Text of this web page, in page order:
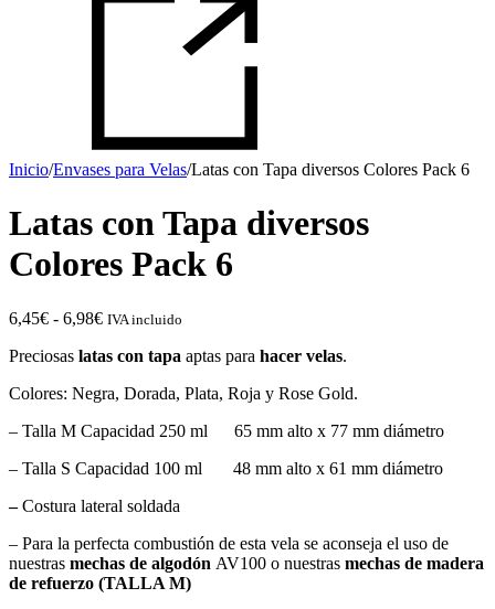
Inicio/Envases para Velas/Latas con Tapa diversos Colores Pack 6
Latas con Tapa diversos
Colores Pack 6
6,45€ - 6,98€Rango
precios:
6,45€
6,98€
IVA incluido
Preciosas latas con tapa aptas para hacer velas.
Colores: Negra, Dorada, Plata, Roja y Rose Gold.
– Talla M Capacidad 250 ml 65 mm alto x 77 mm diámetro
– Talla S Capacidad 100 ml 48 mm alto x 61 mm diámetro
–Costura lateral soldada
– Para la perfecta combustión de esta vela se aconseja el uso de
nuestras mechas de algodón AV100 o nuestras mechas de madera
de refuerzo (TALLA M)